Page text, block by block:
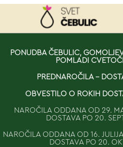
PONUDBA ČEBULIC,
POMLADI
PREDNAROČILA -
OBVESTILO O ROKIH
NAROČILA ODDANA OD 29.
DOSTAVA PO 20.
NAROČILA ODDANA OD 16.
DOSTAVA PO 20.